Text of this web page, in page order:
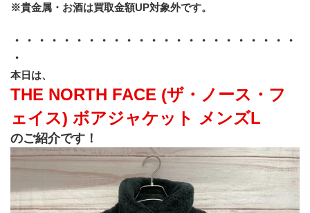
※貴金属・お酒は買取金額UP対象外です。
・・・・・・・・・・・・・・・・・・・・・・・
・
﻿本日は、
THE NORTH FACE (ザ・ノース・フ
ェイス) ボアジャケット メンズL
のご紹介です！